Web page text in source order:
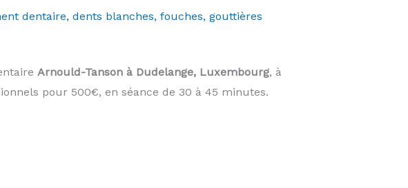
dentaire, dents blanches, fouches, gouttières
Arnould-Tanson à Dudelange, Luxembourg, à
pour 500€, en séance de 30 à 45 minutes.